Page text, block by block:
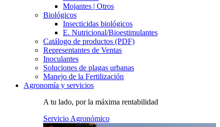
Mojantes | Otros
Biológicos
Insecticidas biológicos
E. Nutricional/Bioestimulantes
Catálogo de productos (PDF)
Representantes de Ventas
Inoculantes
Soluciones de plagas urbanas
Manejo de la Fertilización
Agronomía y servicios
A tu lado, por la máxima rentabilidad
Servicio Agronómico